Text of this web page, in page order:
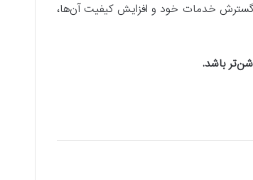
گسترش خدمات خود و افزایش کیفیت آن‌ها،